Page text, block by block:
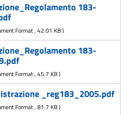
183-
Format, 42.01 KB)
183-
Format, 45.7 KB)
_reg183_2005.pdf
Format, 81.7 KB)